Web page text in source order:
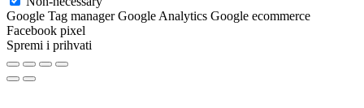
Google Tag manager Google Analytics Google ecommerce
Facebook pixel
Spremi i prihvati